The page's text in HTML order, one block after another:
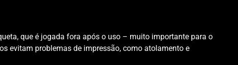
que é jogada fora após o uso – muito importante para o
evitam problemas de impressão, como atolamento e